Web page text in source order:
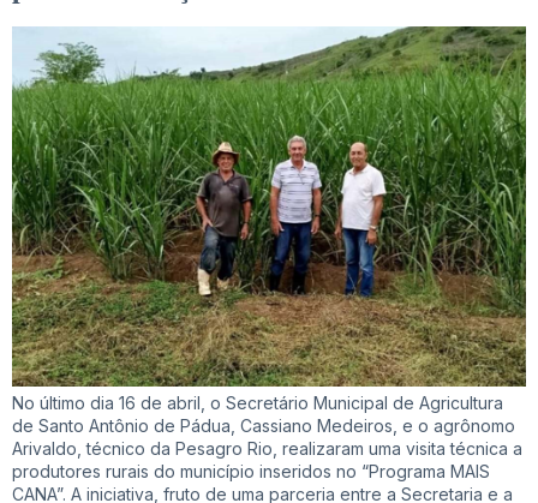
No último dia 16 de abril, o Secretário Municipal de Agricultura
de Santo Antônio de Pádua, Cassiano Medeiros, e o agrônomo
Arivaldo, técnico da Pesagro Rio, realizaram uma visita técnica a
produtores rurais do município inseridos no “Programa MAIS
CANA”. A iniciativa, fruto de uma parceria entre a Secretaria e a